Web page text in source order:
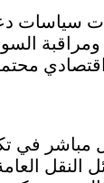
سياسات
ومراقبة
في
العامة